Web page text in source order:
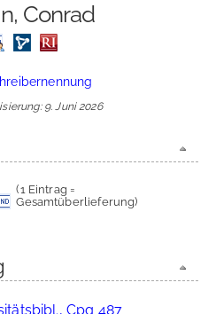
Conrad
9. Juni 2026
(1 Eintrag =
Gesamtüberlieferung)
Cpg 487